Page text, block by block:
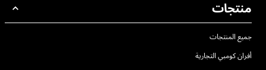
منتجات
جميع المنتجات
أفران كومبي التجارية